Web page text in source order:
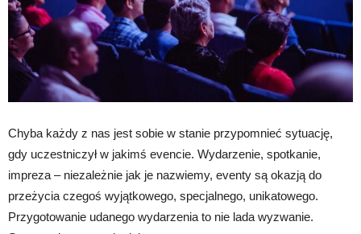
Chyba każdy z nas jest sobie w stanie przypomnieć sytuację,
gdy uczestniczył w jakimś evencie. Wydarzenie, spotkanie,
impreza – niezależnie jak je nazwiemy, eventy są okazją do
przeżycia czegoś wyjątkowego, specjalnego, unikatowego.
Przygotowanie udanego wydarzenia to nie lada wyzwanie.